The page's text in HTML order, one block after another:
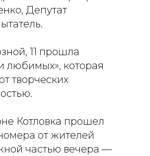
Депутат
11 прошла
любимых», которая
творческих
Котловка прошел
от жителей
частью вечера —